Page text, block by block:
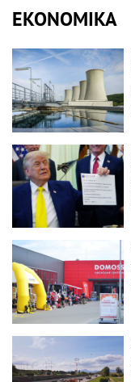
EKONOMIKA